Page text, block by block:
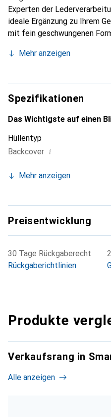
Experten der
ideale Ergänzung zu Ihrem
mit fein geschwungenen
Smartphone. Die Marke
für den anspruchsvollen
Mehr anzeigen
Spezifikationen
Das Wichtigste auf einen
Hüllentyp
Backcover i
Mehr anzeigen
Preisentwicklung
30 Tage Rückgaberecht
Rückgaberichtlinien
Produkte
Verkaufsrang in
Alle anzeigen